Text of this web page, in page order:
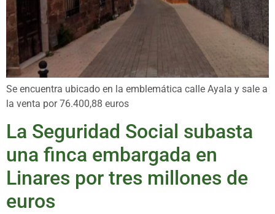
Se encuentra ubicado en la emblemática calle Ayala y sale a
la venta por 76.400,88 euros
La Seguridad Social subasta
una finca embargada en
Linares por tres millones de
euros